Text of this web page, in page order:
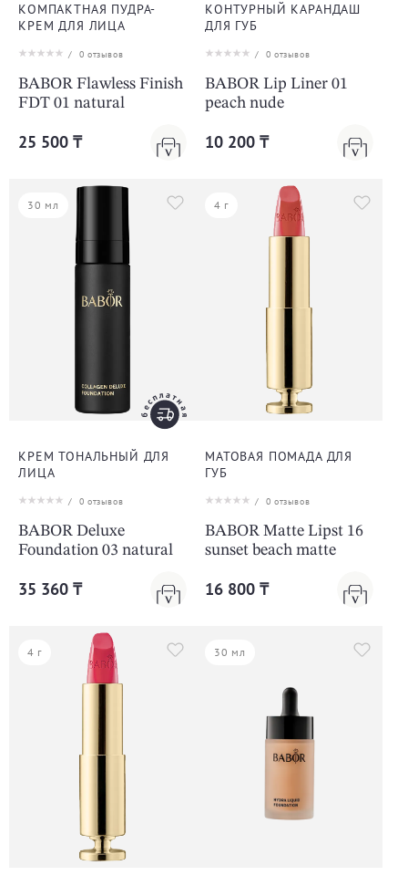
КОМПАКТНАЯ ПУДРА-
КРЕМ ДЛЯ ЛИЦА
/ 0 отзывов
BABOR Flawless Finish
FDT 01 natural
25 500 ₸
КОНТУРНЫЙ КАРАНДАШ
ДЛЯ ГУБ
/ 0 отзывов
BABOR Lip Liner 01
peach nude
10 200 ₸
30 мл
КРЕМ ТОНАЛЬНЫЙ ДЛЯ
ЛИЦА
/ 0 отзывов
BABOR Deluxe
Foundation 03 natural
35 360 ₸
4 г
МАТОВАЯ ПОМАДА ДЛЯ
ГУБ
/ 0 отзывов
BABOR Matte Lipst 16
sunset beach matte
16 800 ₸
4 г 30 мл